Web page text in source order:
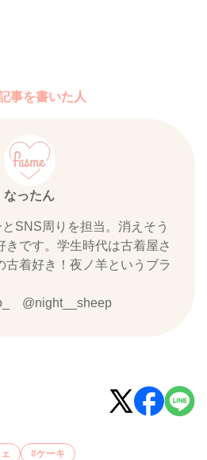
事を書いた人
なったん
SNS周りを担当。消えそう
きです。学生時代は古着屋さ
古着好き！夜ノ羊というブラ
@night__sheep
ケーキ